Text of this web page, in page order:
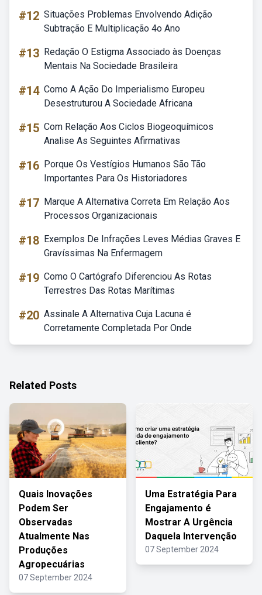
#12 Situações Problemas Envolvendo Adição
Subtração E Multiplicação 4o Ano
#13 Redação O Estigma Associado às Doenças
Mentais Na Sociedade Brasileira
#14 Como A Ação Do Imperialismo Europeu
Desestruturou A Sociedade Africana
#15 Com Relação Aos Ciclos Biogeoquímicos
Analise As Seguintes Afirmativas
#16 Porque Os Vestígios Humanos São Tão
Importantes Para Os Historiadores
#17 Marque A Alternativa Correta Em Relação Aos
Processos Organizacionais
#18 Exemplos De Infrações Leves Médias Graves E
Gravíssimas Na Enfermagem
#19 Como O Cartógrafo Diferenciou As Rotas
Terrestres Das Rotas Marítimas
#20 Assinale A Alternativa Cuja Lacuna é
Corretamente Completada Por Onde
Related Posts
Quais Inovações
Podem Ser
Observadas
Atualmente Nas
Produções
Agropecuárias
07 September 2024
Uma Estratégia Para
Engajamento é
Mostrar A Urgência
Daquela Intervenção
07 September 2024